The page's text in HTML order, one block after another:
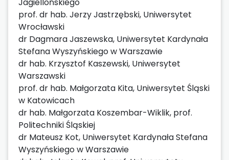
prof. dr hab. Jerzy Jastrzębski, Uniwersytet
Wrocławski
dr Dagmara Jaszewska, Uniwersytet Kardynała
Stefana Wyszyńskiego w Warszawie
dr hab. Krzysztof Kaszewski, Uniwersytet
Warszawski
prof. dr hab. Małgorzata Kita, Uniwersytet Śląski
w Katowicach
dr hab. Małgorzata Koszembar-Wiklik, prof.
Politechniki Śląskiej
dr Mateusz Kot, Uniwersytet Kardynała Stefana
Wyszyńskiego w Warszawie